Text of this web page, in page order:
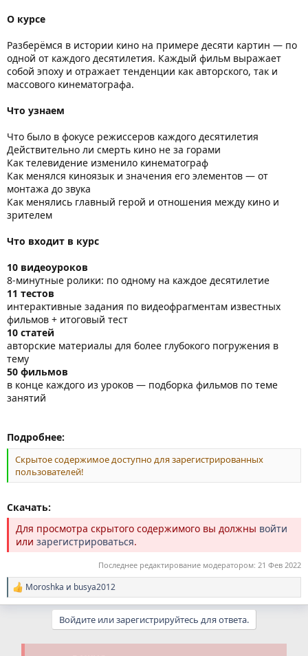
О курсе
Разберёмся в истории кино на примере десяти картин — по
одной от каждого десятилетия. Каждый фильм выражает
собой эпоху и отражает тенденции как авторского, так и
массового кинематографа.
Что узнаем
Что было в фокусе режиссеров каждого десятилетия
Действительно ли смерть кино не за горами
Как телевидение изменило кинематограф
Как менялся киноязык и значения его элементов — от
монтажа до звука
Как менялись главный герой и отношения между кино и
зрителем
Что входит в курс
10 видеоуроков
8-минутные ролики: по одному на каждое десятилетие
11 тестов
интерактивные задания по видеофрагментам известных
фильмов + итоговый тест
10 статей
авторские материалы для более глубокого погружения в
тему
50 фильмов
в конце каждого из уроков — подборка фильмов по теме
занятий
Подробнее:
Скрытое содержимое доступно для зарегистрированных
пользователей!
Скачать:
Для просмотра скрытого содержимого вы должны войти
или зарегистрироваться.
Последнее редактирование модератором: 21 Фев 2022
Р
е
Moroshka и busya2012
Войдите или зарегистрируйтесь для ответа.